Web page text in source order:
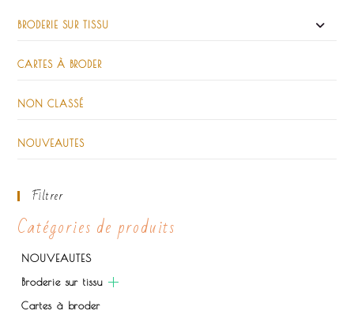
BRODERIE SUR TISSU
CARTES À BRODER
NON CLASSÉ
NOUVEAUTES
Filtrer
Catégories de produits
NOUVEAUTES
Broderie sur tissu
Cartes à broder